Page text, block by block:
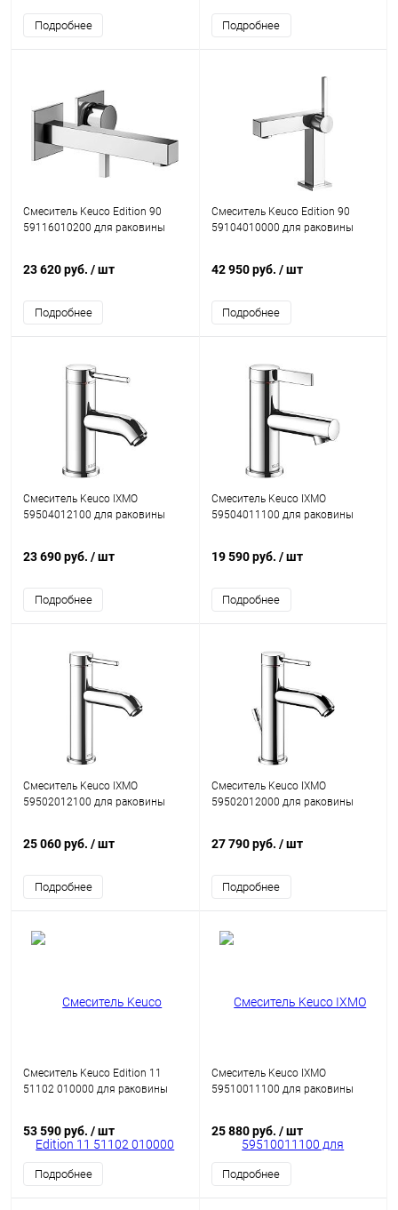
Подробнее Подробнее
Смеситель Keuco Edition 90
59116010200 для раковины
23 620 руб. / шт
Подробнее
Смеситель Keuco Edition 90
59104010000 для раковины
42 950 руб. / шт
Подробнее
Смеситель Keuco IXMO
59504012100 для раковины
23 690 руб. / шт
Подробнее
Смеситель Keuco IXMO
59504011100 для раковины
19 590 руб. / шт
Подробнее
Смеситель Keuco IXMO
59502012100 для раковины
25 060 руб. / шт
Подробнее
Смеситель Keuco IXMO
59502012000 для раковины
27 790 руб. / шт
Подробнее
Смеситель Keuco Edition 11
51102 010000 для раковины
53 590 руб. / шт
Подробнее
Смеситель Keuco IXMO
59510011100 для раковины
25 880 руб. / шт
Подробнее